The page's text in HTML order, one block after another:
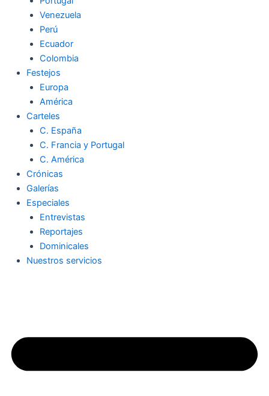
Venezuela
Perú
Ecuador
Colombia
Festejos
Europa
América
Carteles
C. España
C. Francia y Portugal
C. América
Crónicas
Galerías
Especiales
Entrevistas
Reportajes
Dominicales
Nuestros servicios